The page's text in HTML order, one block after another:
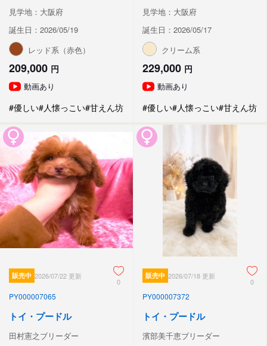
見学地：大阪府
誕生日：2026/05/19
レッド系（赤色）
209,000 円
動画あり
#優しい#人懐っこい#甘えん坊
見学地：大阪府
誕生日：2026/05/17
クリーム系
229,000 円
動画あり
#優しい#人懐っこい#甘えん坊
販売中 2026/07/22 更新
0
PY000007065
トイ・プードル
田村憲之ブリーダー
販売中 2026/07/18 更新
0
PY000007372
トイ・プードル
濱部美千恵ブリーダー